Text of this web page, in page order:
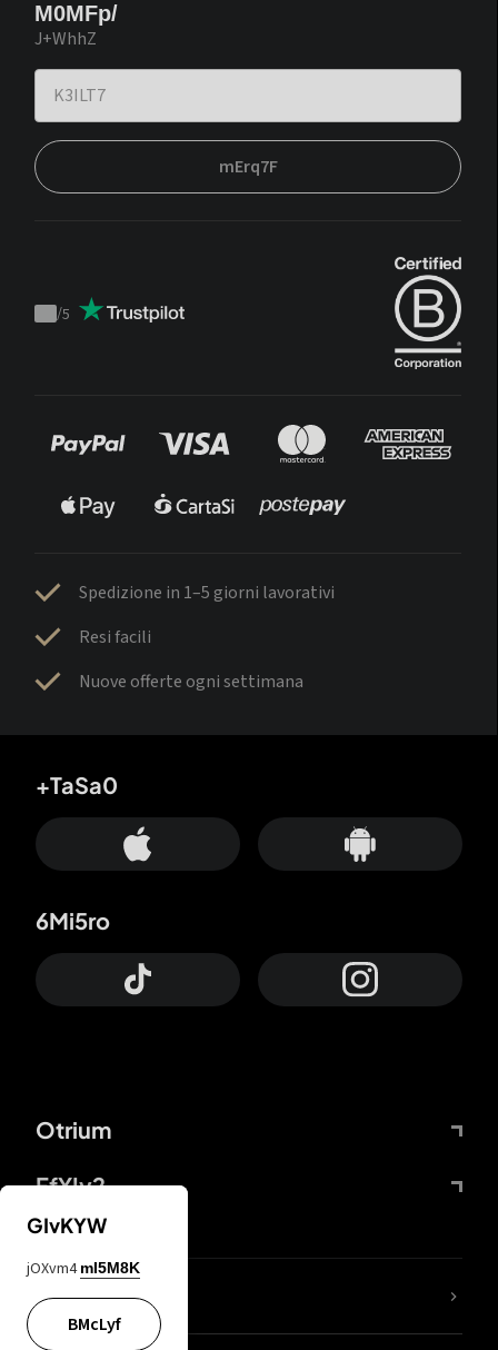
M0MFp/
J+WhhZ
mErq7F
Trustpilot
/5
Spedizione in 1–5 giorni lavorativi
Resi facili
Nuove offerte ogni settimana
Otrium
FfYIy2
+TaSa0
6Mi5ro
Lj7sBL
GIvKYW
jOXvm4 mI5M8K
BMcLyf